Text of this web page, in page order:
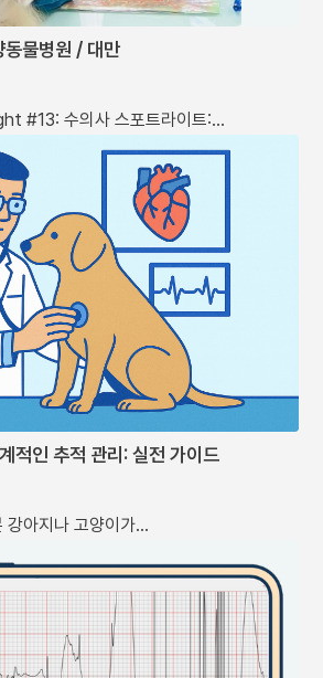
물병원 / 대만
#13: 수의사 스포트라이트:…
적인 추적 관리: 실전 가이드
강아지나 고양이가…